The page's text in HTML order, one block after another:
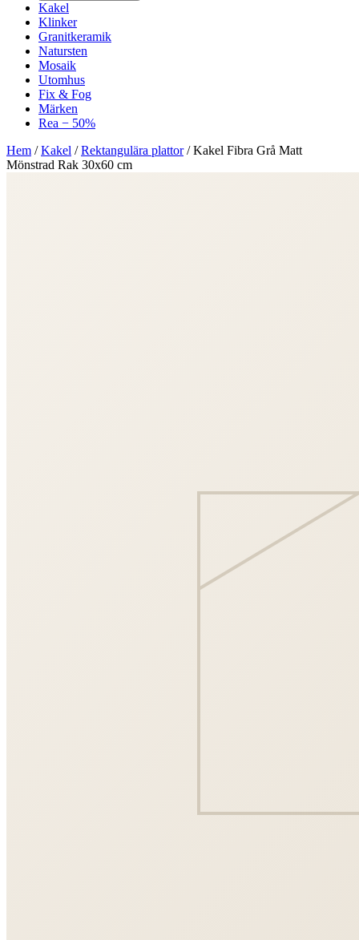
Kakel
Klinker
Granitkeramik
Natursten
Mosaik
Utomhus
Fix & Fog
Märken
Rea − 50%
Hem /Kakel /Rektangulära plattor/Kakel Fibra Grå Matt
Mönstrad Rak 30x60 cm